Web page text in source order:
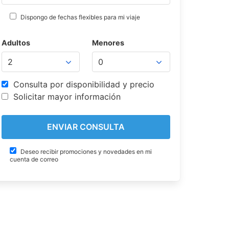
Dispongo de fechas flexibles para mi viaje
Adultos Menores
Consulta por disponibilidad y precio
Solicitar mayor información
Deseo recibir promociones y novedades en mi
cuenta de correo